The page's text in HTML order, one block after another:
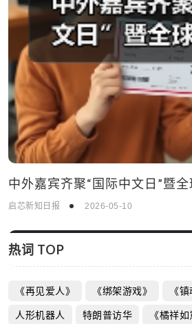
中外嘉宾齐聚“国际中文日”暨
启芯新知日报 2026-05-10
热词 TOP
《再见爱人》 《绑架游戏》 《
人形机器人 特朗普访华 《橘祥如